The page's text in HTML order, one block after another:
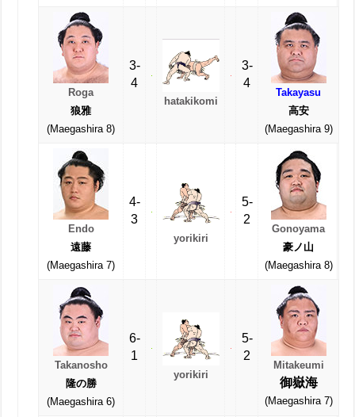
Roga
狼雅
(Maegashira 8)
3-
4
hatakikomi
3-
4
Takayasu
高安
(Maegashira 9)
Endo
遠藤
(Maegashira 7)
4-
3
yorikiri
5-
2
Gonoyama
豪ノ山
(Maegashira 8)
Takanosho
隆の勝
(Maegashira 6)
6-
1
yorikiri
5-
2
Mitakeumi
御嶽海
(Maegashira 7)